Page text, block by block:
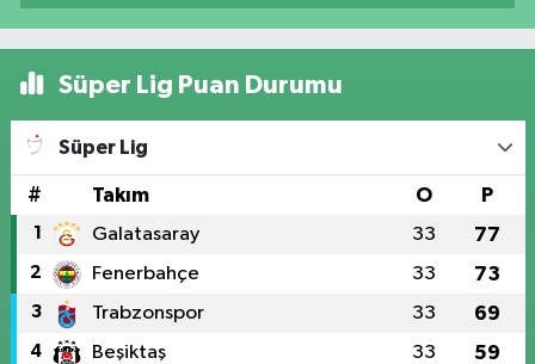
Süper Lig Puan Durumu
Süper Lig
# Takım O P
1 Galatasaray 33 77
2 Fenerbahçe 33 73
3 Trabzonspor 33 69
4 Beşiktaş 33 59